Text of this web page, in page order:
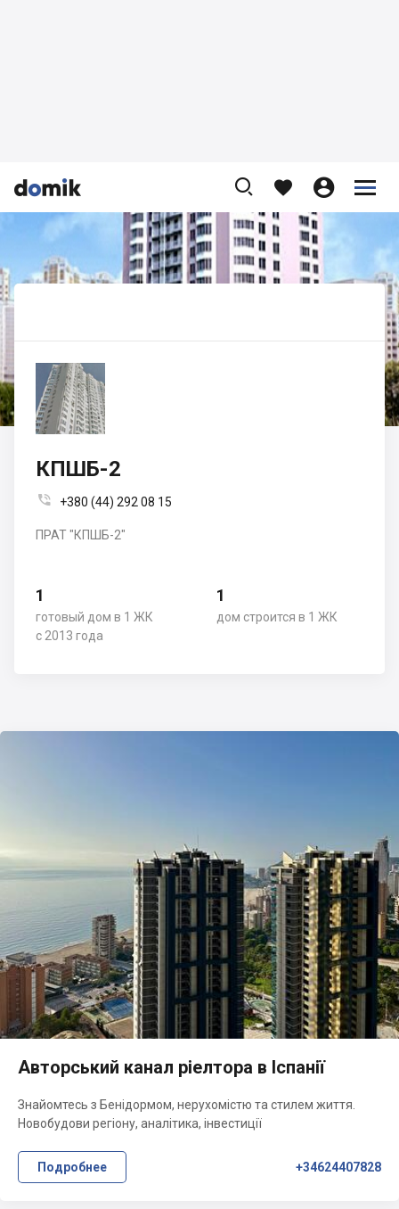


    


КПШБ-2
 +380 (44) 292 08 15
ПРАТ "КПШБ-2"
1
готовый дом в 1 ЖК
с 2013 года
1
дом строится в 1 ЖК
Авторський канал ріелтора в Іспанії
Знайомтесь з Бенідормом, нерухомістю та стилем життя.
Новобудови регіону, аналітика, інвестиції
Подробнее +34624407828